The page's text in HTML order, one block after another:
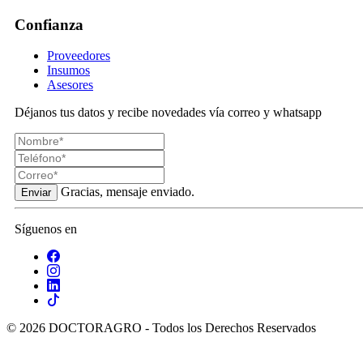
Confianza
Proveedores
Insumos
Asesores
Déjanos tus datos y recibe novedades vía correo y whatsapp
Enviar Gracias, mensaje enviado.
Síguenos en
© 2026 DOCTORAGRO - Todos los Derechos Reservados